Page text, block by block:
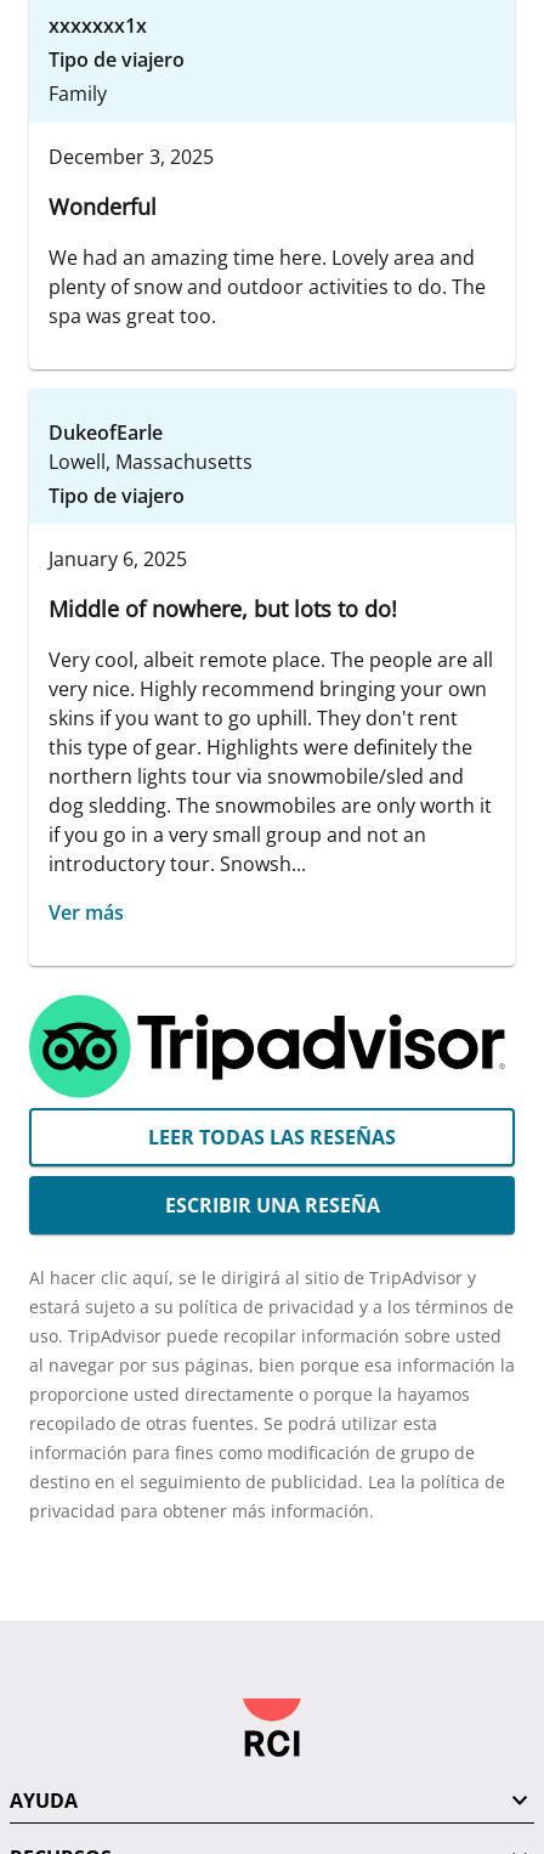
xxxxxxx1x
Tipo de viajero
Family
December 3, 2025
Wonderful
We had an amazing time here. Lovely area and
plenty of snow and outdoor activities to do. The
spa was great too.
DukeofEarle
Lowell, Massachusetts
Tipo de viajero
January 6, 2025
Middle of nowhere, but lots to do!
Very cool, albeit remote place. The people are all
very nice. Highly recommend bringing your own
skins if you want to go uphill. They don't rent
this type of gear. Highlights were definitely the
northern lights tour via snowmobile/sled and
dog sledding. The snowmobiles are only worth it
if you go in a very small group and not an
introductory tour. Snowsh...
Ver más
LEER TODAS LAS RESEÑAS
ESCRIBIR UNA RESEÑA
Al hacer clic aquí, se le dirigirá al sitio de TripAdvisor y
estará sujeto a su política de privacidad y a los términos de
uso. TripAdvisor puede recopilar información sobre usted
al navegar por sus páginas, bien porque esa información la
proporcione usted directamente o porque la hayamos
recopilado de otras fuentes. Se podrá utilizar esta
información para fines como modificación de grupo de
destino en el seguimiento de publicidad. Lea la política de
privacidad para obtener más información.
AYUDA